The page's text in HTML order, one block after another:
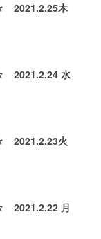
2021.2.25木
2021.2.24 水
2021.2.23火
2021.2.22 月